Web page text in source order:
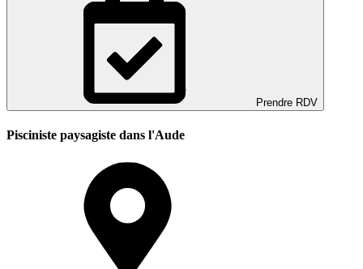
Prendre RDV
Pisciniste paysagiste dans l'Aude